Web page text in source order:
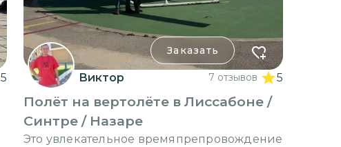
5
Заказать
Виктор 7 отзывов 5
Полёт на вертолёте в Лиссабоне /
Синтре / Назаре
Это увлекательное времяпрепровождение